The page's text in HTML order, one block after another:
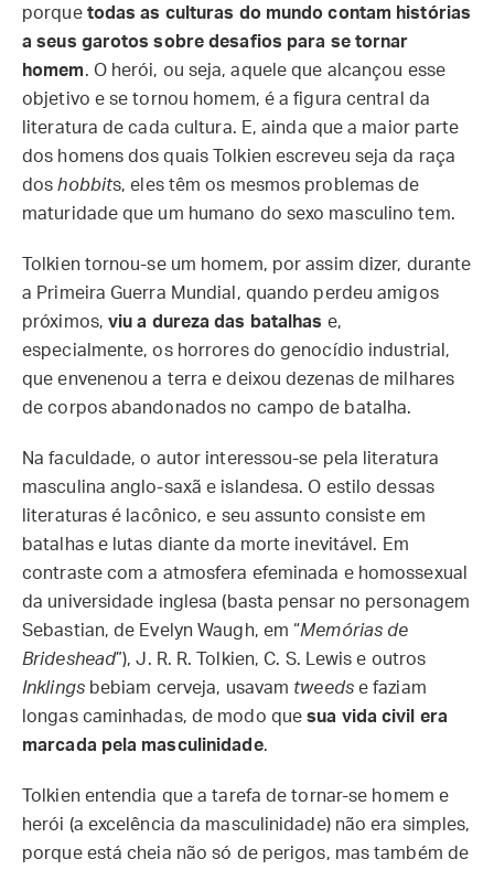
porque todas as culturas do mundo contam histórias
a seus garotos sobre desafios para se tornar
homem. O herói, ou seja, aquele que alcançou esse
objetivo e se tornou homem, é a figura central da
literatura de cada cultura. E, ainda que a maior parte
dos homens dos quais Tolkien escreveu seja da raça
doshobbits, eles têm os mesmos problemas de
maturidade que um humano do sexo masculino tem.
Tolkien tornou-se um homem, por assim dizer, durante
a Primeira Guerra Mundial, quando perdeu amigos
próximos, viu a dureza das batalhas e,
especialmente, os horrores do genocídio industrial,
que envenenou a terra e deixou dezenas de milhares
de corpos abandonados no campo de batalha.
Na faculdade, o autor interessou-se pela literatura
masculina anglo-saxã e islandesa. O estilo dessas
literaturas é lacônico, e seu assunto consiste em
batalhas e lutas diante da morte inevitável. Em
contraste com a atmosfera efeminada e homossexual
da universidade inglesa (basta pensar no personagem
Sebastian, de Evelyn Waugh, em “Memórias de
Brideshead”), J. R. R. Tolkien, C. S. Lewis e outros
Inklingsbebiam cerveja, usavam tweedse faziam
longas caminhadas, de modo quesua vida civil era
marcada pela masculinidade.
Tolkien entendia que a tarefa de tornar-se homem e
herói (a excelência da masculinidade) não era simples,
porque está cheia não só de perigos, mas também de